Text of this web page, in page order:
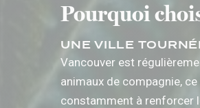
Pourquoi
UNE VILLE
Vancouver est
animaux de compagnie,
constamment à renforcer